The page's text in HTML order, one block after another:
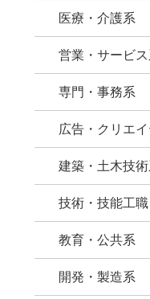
医療・介護系
営業・サービ
専門・事務系
広告・クリエ
建築・土木技
技術・技能工職
教育・公共系
開発・製造系